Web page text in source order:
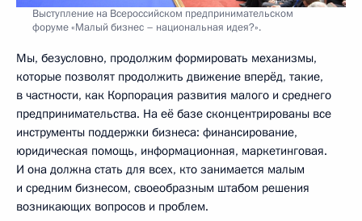
Выступление на Всероссийском предпринимательском
форуме «Малый бизнес – национальная идея?».
Мы, безусловно, продолжим формировать механизмы,
которые позволят продолжить движение вперёд, такие,
в частности, как Корпорация развития малого и среднего
предпринимательства. На её базе сконцентрированы все
инструменты поддержки бизнеса: финансирование,
юридическая помощь, информационная, маркетинговая.
И она должна стать для всех, кто занимается малым
и средним бизнесом, своеобразным штабом решения
возникающих вопросов и проблем.